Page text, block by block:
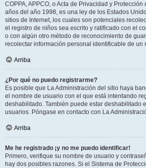
COPPA, APPCO, o Acta de Privacidad y
años del año 1998, es una ley de los Estados
sitios de Internet, los cuales son potenciales
el registro de niños sea escrito y ratificado con el
o con algún otro método de reconocimiento de
recolectar información personal identificable de un
Arriba
¿Por qué no puedo registrarme?
Es posible que La Administración del sitio haya
el nombre de usuario con el que está intentando
deshabilitado. También puede estar deshabilitado
usuarios. Póngase en contacto con La
Arriba
Me he registrado ¡y no me puedo identificar!
Primero, verifique su nombre de usuario y
hay dos posibles razones. Si el Sistema de